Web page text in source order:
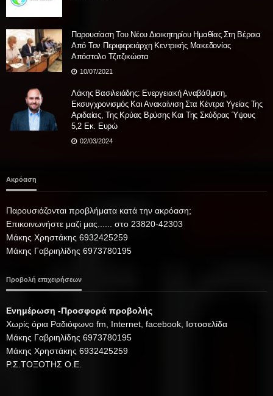
Παρουσίαση Του Νέου Διοικητηρίου Ημαθίας Στη Βέροια
Από Τον Περιφερειάρχη Κεντρικής Μακεδονίας
Απόστολο Τζιτζικώστα
10/07/2021
Λάκης Βασιλειάδης: Ενεργειακή Αναβάθμιση,
Εκσυγχρονισμός Και Ανακαίνιση Στα Κέντρα Υγείας Της
Αριδαίας, Της Κρύας Βρύσης Και Της Σκύδρας Ύψους
5,2 Εκ. Ευρώ
02/03/2024
Ακρόαση
Παρουσιάζονται προβλήματα κατά την ακρόαση;
Επικοινωνήστε μαζί μας...... στο 23820-42303
Μάκης Χρηστάκης 6932425259
Μάκης Γαβριηλίδης 6973780195
Προβολή επιχειρήσεων
Ενημέρωση -Προσφορά προβολής
Xωρίς όρια Ραδιόφωνο fm, Internet, facebook, Ιστοσελίδα
Μάκης Γαβριηλίδης 6973780195
Μάκης Χρηστάκης 6932425259
Ρ.Σ.ΤΟΞΟΤΗΣ Ο.Ε.